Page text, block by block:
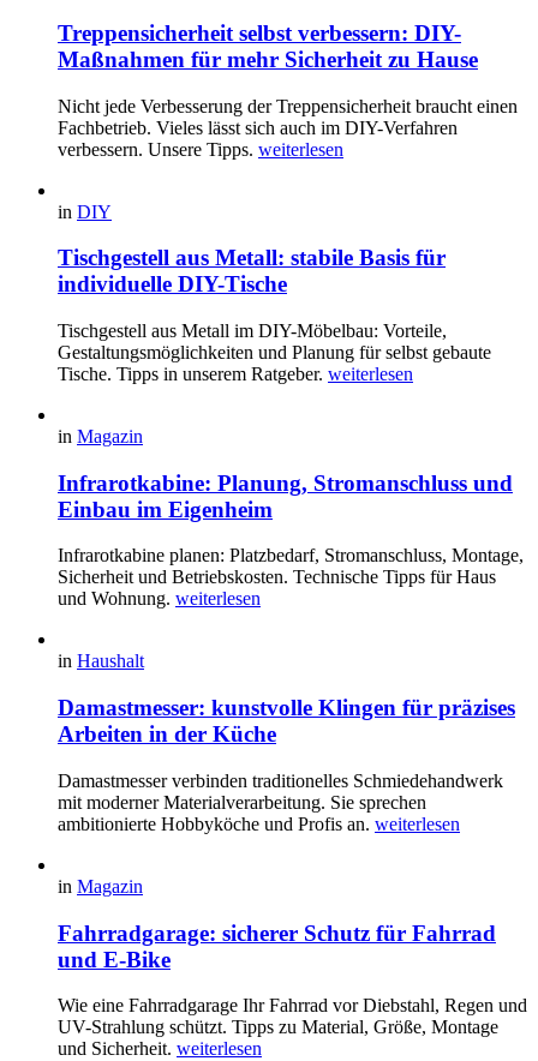
Treppensicherheit selbst verbessern: DIY-
Maßnahmen für mehr Sicherheit zu Hause
Nicht jede Verbesserung der Treppensicherheit braucht einen
Fachbetrieb. Vieles lässt sich auch im DIY-Verfahren
verbessern. Unsere Tipps. weiterlesen
in DIY
Tischgestell aus Metall: stabile Basis für
individuelle DIY-Tische
Tischgestell aus Metall im DIY-Möbelbau: Vorteile,
Gestaltungsmöglichkeiten und Planung für selbst gebaute
Tische. Tipps in unserem Ratgeber. weiterlesen
in Magazin
Infrarotkabine: Planung, Stromanschluss und
Einbau im Eigenheim
Infrarotkabine planen: Platzbedarf, Stromanschluss, Montage,
Sicherheit und Betriebskosten. Technische Tipps für Haus
und Wohnung. weiterlesen
in Haushalt
Damastmesser: kunstvolle Klingen für präzises
Arbeiten in der Küche
Damastmesser verbinden traditionelles Schmiedehandwerk
mit moderner Materialverarbeitung. Sie sprechen
ambitionierte Hobbyköche und Profis an. weiterlesen
in Magazin
Fahrradgarage: sicherer Schutz für Fahrrad
und E-Bike
Wie eine Fahrradgarage Ihr Fahrrad vor Diebstahl, Regen und
UV-Strahlung schützt. Tipps zu Material, Größe, Montage
und Sicherheit. weiterlesen